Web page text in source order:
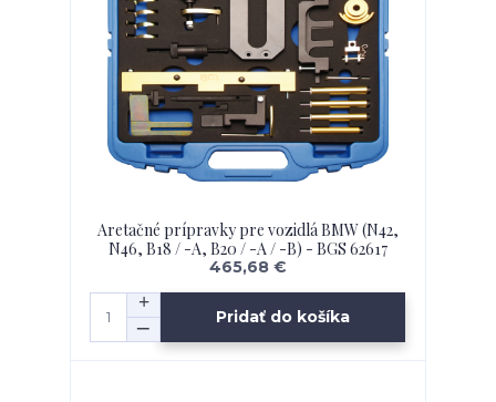
Aretačné prípravky pre vozidlá BMW (N42,
N46, B18 / -A, B20 / -A / -B) - BGS 62617
465,68 €
Pridať do košíka